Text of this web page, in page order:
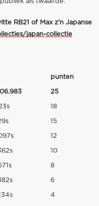
RB21 of Max z’n Japanse
japan-collectie
punten
25
18
15
12
10
8
6
4